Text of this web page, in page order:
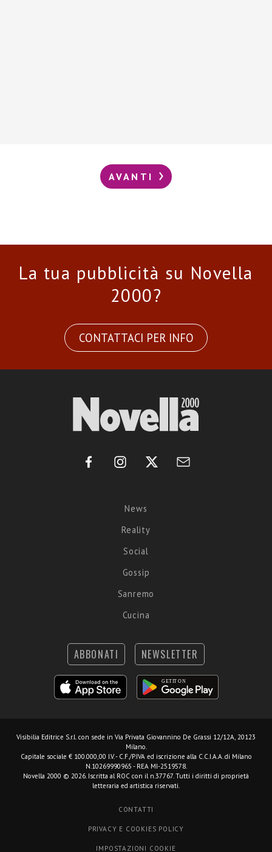
AVANTI
La tua pubblicità su Novella
2000?
CONTATTACI PER INFO
News
Reality
Social
Gossip
Sanremo
Cucina
ABBONATI NEWSLETTER
Visibilia Editrice S.r.l. con sede in Via Privata Giovannino De Grassi 12/12A, 20123
Milano.
Capitale sociale € 100.000,00 I.V. - C.F./P.IVA ed iscrizione alla C.C.I.A.A. di Milano
N.10269990965 - REA MI-2519578.
Novella 2000 © 2026. Iscritta al ROC con il n.37767. Tutti i diritti di proprietà
letteraria ed artistica riservati.
CONTATTI
PRIVACY E COOKIES POLICY
IMPOSTAZIONI COOKIE